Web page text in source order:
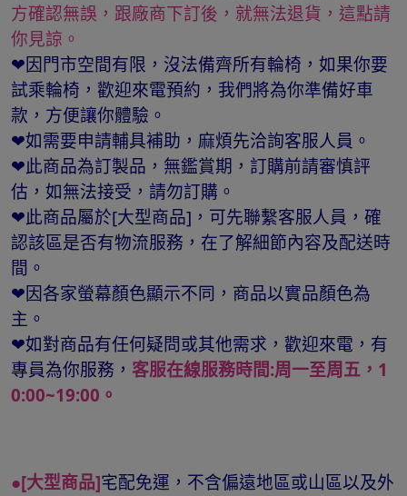
方確認無誤，跟廠商下訂後，就無法退貨，這點請
你見諒。
❤因門市空間有限，沒法備齊所有輪椅，如果你要
試乘輪椅，歡迎來電預約，我們將為你準備好車
款，方便讓你體驗。
❤如需要申請輔具補助，麻煩先洽詢客服人員。
❤此商品為訂製品，無鑑賞期，訂購前請審慎評
估，如無法接受，請勿訂購。
❤此商品屬於[大型商品]，可先聯繫客服人員，確
認該區是否有物流服務，在了解細節內容及配送時
間。
❤因各家螢幕顏色顯示不同，商品以實品顏色為
主。
❤如對商品有任何疑問或其他需求，歡迎來電，有
專員為你服務， 客服在線服務時間:周一至周五，1
0:00~19:00。
●[大型商品]宅配免運，不含偏遠地區或山區以及外